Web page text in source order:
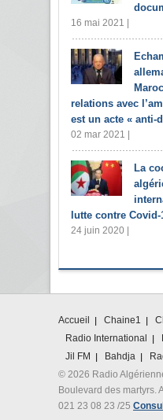
16 mai 2021 |
relations avec
est un acte « anti-
02 mar 2021 |
La
lutte contre Covid-
24 juin 2020 |
Accueil Chaine1
Radio International
Jil FM
Bahdja
© 2026 Radio
Boulevard des martyrs.
021 23 08 23 /25